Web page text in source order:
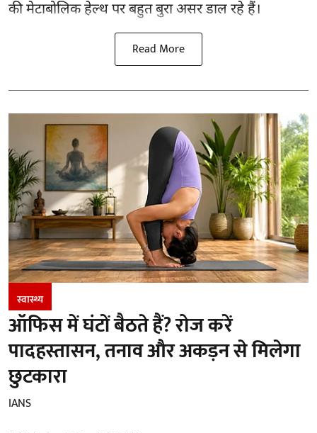
की मेटाबोलिक हेल्थ पर बहुत बुरा असर डाल रहे हैं।
Read More
स्वास्थ्य
ऑफिस में घंटों बैठते हैं? रोज करें
पादहस्तासन, तनाव और अकड़न से मिलेगा
छुटकारा
IANS